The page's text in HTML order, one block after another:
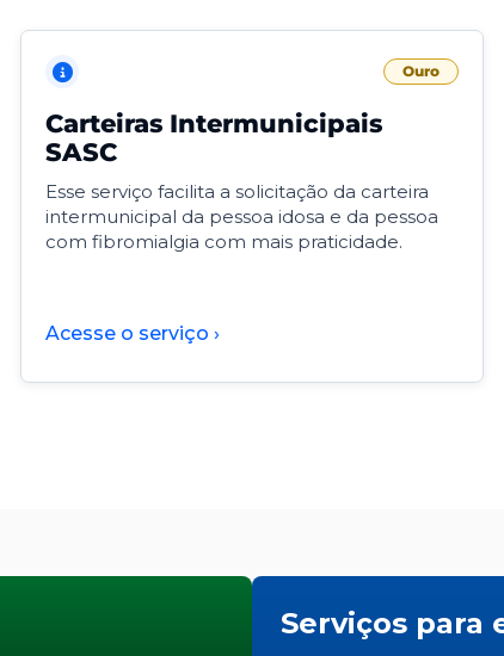
Ouro
Carteiras Intermunicipais
SASC
Esse serviço facilita a solicitação da carteira
intermunicipal da pessoa idosa e da pessoa
com fibromialgia com mais praticidade.
Acesse o serviço ›
Serviços para